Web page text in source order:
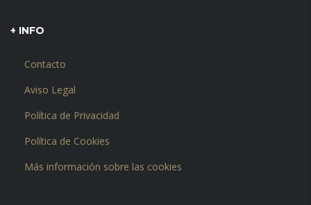
+ INFO
Contacto
Aviso Legal
Política de Privacidad
Política de Cookies
Más información sobre las cookies